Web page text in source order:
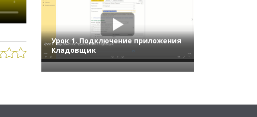
Урок 1. Подключение приложения
Кладовщик